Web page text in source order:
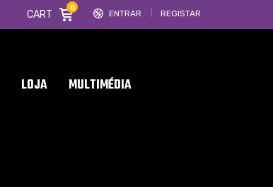
ENTRAR REGISTAR
CART
0
LOJA MULTIMÉDIA